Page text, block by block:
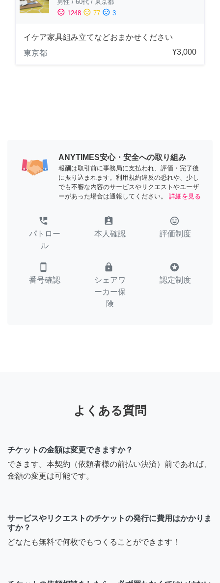
男性 / 60代 / 東京都
sentiment_satisfied 1248 sentiment_neutral 77 sentiment_dissatisfied 3
イケア家具組み立てなどおまかせください
東京都
¥3,000
ANYTIMES安心・安全への取り組み
報酬は取引前に事務局に支払われ、評価・完了後
に振り込まれます。利用規約違反の恐れや、少し
でも不審な内容のサービスやリクエストやユーザ
ーがあった場合は通報してください。
詳細を見る
perm_phone_msg
パトロー
ル
assignment_ind
本人確認
tag_faces
評価制度
smartphone
番号確認
lock
シェアワ
ーカー保
険
stars
認定制度
よくある質問
チケットの金額は変更できますか？
できます。本契約（依頼者様の前払い決済）前であれば、
金額の変更は可能です。
サービスやリクエストのチケットの発行に費用はかかりま
すか？
どなたも無料で何枚でもつくることができます！